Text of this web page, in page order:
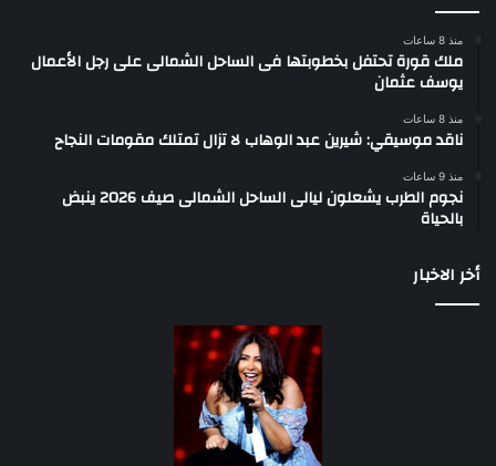
منذ 8 ساعات
ملك قورة تحتفل بخطوبتها فى الساحل الشمالى على رجل الأعمال
يوسف عثمان
منذ 8 ساعات
ناقد موسيقي: شيرين عبد الوهاب لا تزال تمتلك مقومات النجاح
منذ 9 ساعات
نجوم الطرب يشعلون ليالى الساحل الشمالى صيف 2026 ينبض
بالحياة
أخر الاخبار